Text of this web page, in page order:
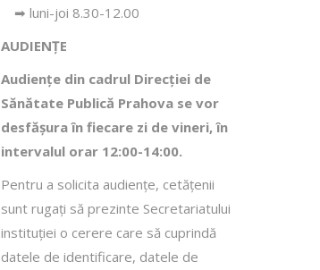
➡ luni-joi 8.30-12.00
AUDIENȚE
Audiențe din cadrul Direcţiei de
Sănătate Publică Prahova se vor
desfăşura în fiecare zi de vineri, în
intervalul orar 12:00-14:00.
Pentru a solicita audienţe, cetăţenii
sunt rugaţi să prezinte Secretariatului
instituției o cerere care să cuprindă
datele de identificare, datele de